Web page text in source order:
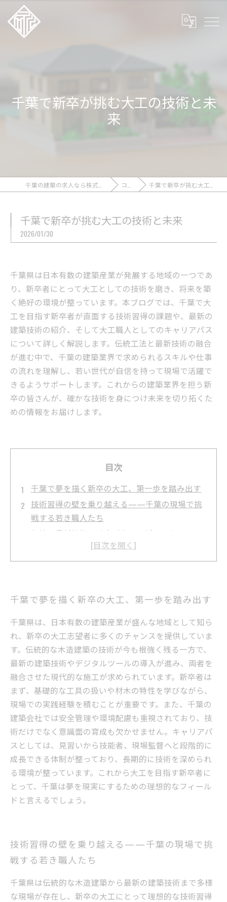
千葉で新卒が挑む大工の技術と未
来
コラム 千葉で新卒が挑む大工の技術と未来
千葉で新卒が挑む大工の技術と未来
2026/01/30
千葉県は日本有数の建築産業が発展する地域の一つであ
り、新卒者にとって大工としての技術を磨き、将来を築
く絶好の環境が整っています。本ブログでは、千葉で大
工を目指す新卒者が直面する技術習得の課題や、最新の
建築技術の紹介、そして大工職人としてのキャリアパス
について詳しく解説します。伝統工法と最新技術の融合
が進む中で、千葉の建築業界で求められるスキルや仕事
の流れを理解し、若い世代が自信を持って現場で活躍で
きるようサポートします。これからの建築業界を担う新
卒の皆さんが、確かな技術を身につけ未来を切り拓くた
めの情報をお届けします。
目次
千葉で夢を描く新卒の大工、第一歩を踏み出す
技術習得の壁を乗り越える——千葉の現場で挑
戦する若き職人たち
伝統と最新技術の融合が生む、新しい大工のカ
千葉の建築現場で磨かれる確かな技術と自信
千葉の大工求人事情と新卒者に求められるスキ
ルとは
これからの建築業界を支える千葉の新卒大工た
ちへ
千葉で夢を描く新卒の大工、第一歩を踏み出す
千葉県は、日本有数の建築産業が盛んな地域として知ら
れ、新卒の大工志望者に多くのチャンスを提供していま
す。伝統的な木造建築の技術が今も根強く残る一方で、
最新の建築技術やデジタルツールの導入が進み、両者を
融合させた現代的な施工が求められています。新卒者は
まず、基礎的な工具の扱いや材木の特性を学びながら、
現場での実践経験を積むことが重要です。また、千葉の
建築会社では安全管理や環境配慮も重視されており、技
術だけでなく意識面の育成も欠かせません。キャリアパ
スとしては、見習いから技能者、現場監督へと段階的に
成長できる体制が整っており、長期的に技術を深められ
る環境が整っています。これから大工を目指す新卒者に
とって、千葉は夢を現実にするための理想的なフィール
ドと言えるでしょう。
技術習得の壁を乗り越える——千葉の現場で挑
戦する若き職人たち
千葉県は伝統的な木造建築から最新の建築技術まで多様
な現場が存在し、新卒の大工にとって理想的な技術習得